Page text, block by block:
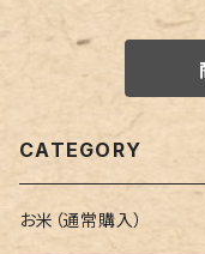
CATEGORY
お米（通常購入）